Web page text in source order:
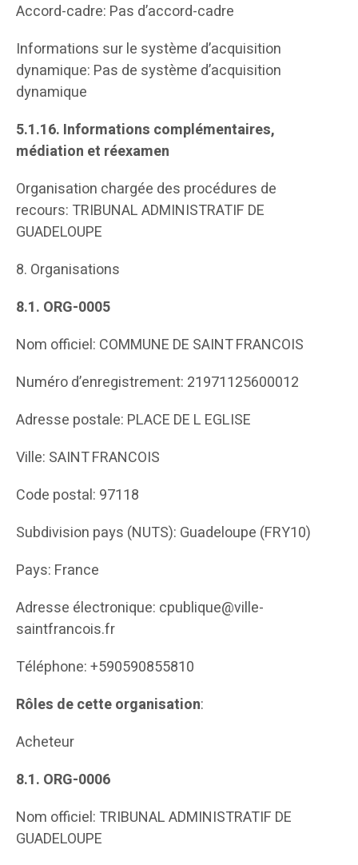
Accord-cadre: Pas d’accord-cadre
Informations sur le système d’acquisition
dynamique: Pas de système d’acquisition
dynamique
5.1.16. Informations complémentaires,
médiation et réexamen
Organisation chargée des procédures de
recours: TRIBUNAL ADMINISTRATIF DE
GUADELOUPE
8. Organisations
8.1. ORG-0005
Nom officiel: COMMUNE DE SAINT FRANCOIS
Numéro d’enregistrement: 21971125600012
Adresse postale: PLACE DE L EGLISE
Ville: SAINT FRANCOIS
Code postal: 97118
Subdivision pays (NUTS): Guadeloupe (FRY10)
Pays: France
Adresse électronique: cpublique@ville-
saintfrancois.fr
Téléphone: +590590855810
Rôles de cette organisation:
Acheteur
8.1. ORG-0006
Nom officiel: TRIBUNAL ADMINISTRATIF DE
GUADELOUPE